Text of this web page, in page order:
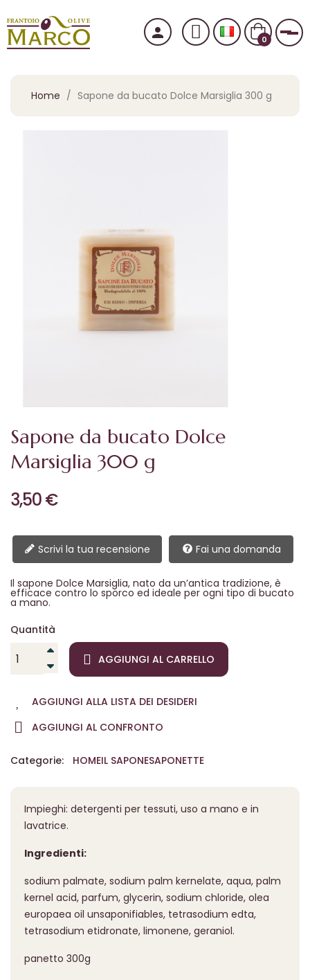
person 0
Home Sapone da bucato Dolce Marsiglia 300 g
Sapone da bucato Dolce
Marsiglia 300 g
3,50 €
Scrivi la tua recensione Fai una domanda
Il sapone Dolce Marsiglia, nato da un’antica tradizione, è
efficace contro lo sporco ed ideale per ogni tipo di bucato
a mano.
Quantità
AGGIUNGI AL CARRELLO
AGGIUNGI ALLA LISTA DEI DESIDERI
AGGIUNGI AL CONFRONTO
Categorie: HOMEIL SAPONESAPONETTE
Impieghi: detergenti per tessuti, uso a mano e in
lavatrice.
Ingredienti:
sodium palmate, sodium palm kernelate, aqua, palm
kernel acid, parfum, glycerin, sodium chloride, olea
europaea oil unsaponifiables, tetrasodium edta,
tetrasodium etidronate, limonene, geraniol.
panetto 300g